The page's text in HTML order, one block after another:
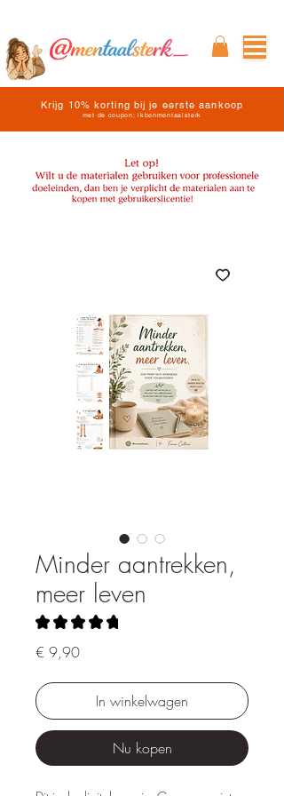
Krijg 10% korting bij je eerste aankoop
met de coupon: ikbenmentaalsterk
Minder aantrekken,
meer leven
★ ★ ★ ★ ★
€ 9,90Prijs
In winkelwagen
Nu kopen